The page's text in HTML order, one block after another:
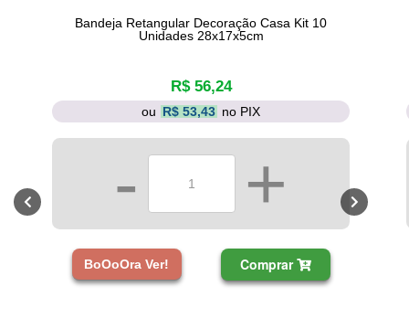
Bandeja Retangular Decoração Casa Kit 10
Unidades 28x17x5cm
R$ 56,24
ou R$ 53,43 no PIX
- +
BoOoOra Ver! Comprar